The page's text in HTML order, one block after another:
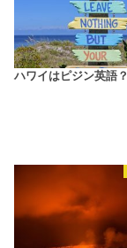
ハワイはピジン英語？